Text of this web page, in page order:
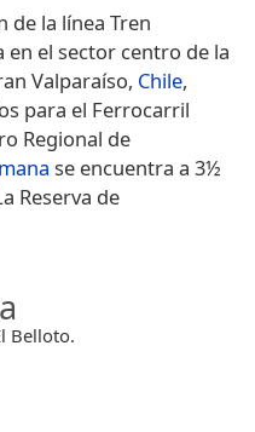
de la línea Tren
en el sector centro de la
Valparaíso, Chile,
para el Ferrocarril
Regional de
se encuentra a 3½
Reserva de
Belloto.